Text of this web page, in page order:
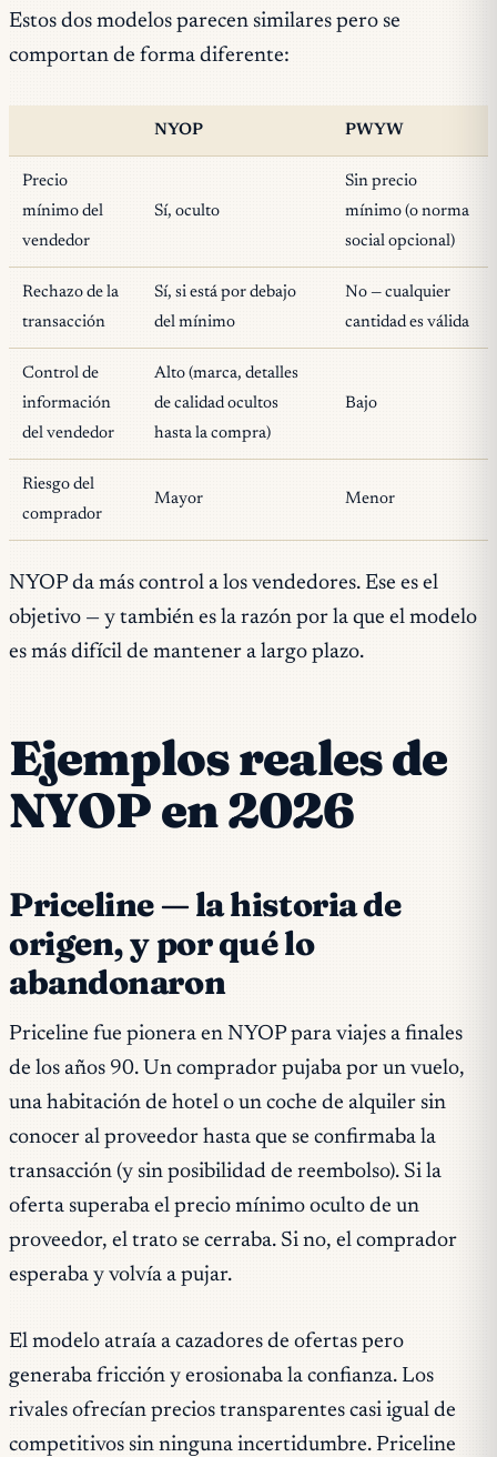
Estos dos modelos parecen similares pero se
comportan de forma diferente:
NYOP PWYW
Precio
mínimo del
vendedor
Sí, oculto
Sin precio
mínimo (o norma
social opcional)
Rechazo de la
transacción
Sí, si está por debajo
del mínimo
No — cualquier
cantidad es válida
Control de
información
del vendedor
Alto (marca, detalles
de calidad ocultos
hasta la compra)
Bajo
Riesgo del
comprador
Mayor Menor
NYOP da más control a los vendedores. Ese es el
objetivo — y también es la razón por la que el modelo
es más difícil de mantener a largo plazo.
Ejemplos reales de
NYOP en 2026
Priceline — la historia de
origen, y por qué lo
abandonaron
Priceline fue pionera en NYOP para viajes a finales
de los años 90. Un comprador pujaba por un vuelo,
una habitación de hotel o un coche de alquiler sin
conocer al proveedor hasta que se confirmaba la
transacción (y sin posibilidad de reembolso). Si la
oferta superaba el precio mínimo oculto de un
proveedor, el trato se cerraba. Si no, el comprador
esperaba y volvía a pujar.
El modelo atraía a cazadores de ofertas pero
generaba fricción y erosionaba la confianza. Los
rivales ofrecían precios transparentes casi igual de
competitivos sin ninguna incertidumbre. Priceline